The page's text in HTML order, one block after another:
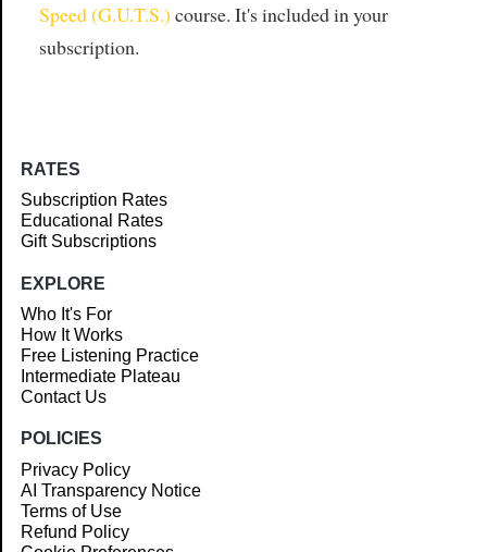
Speed (G.U.T.S.) course. It's included in your
subscription.
RATES
Subscription Rates
Educational Rates
Gift Subscriptions
EXPLORE
Who It's For
How It Works
Free Listening Practice
Intermediate Plateau
Contact Us
POLICIES
Privacy Policy
AI Transparency Notice
Terms of Use
Refund Policy